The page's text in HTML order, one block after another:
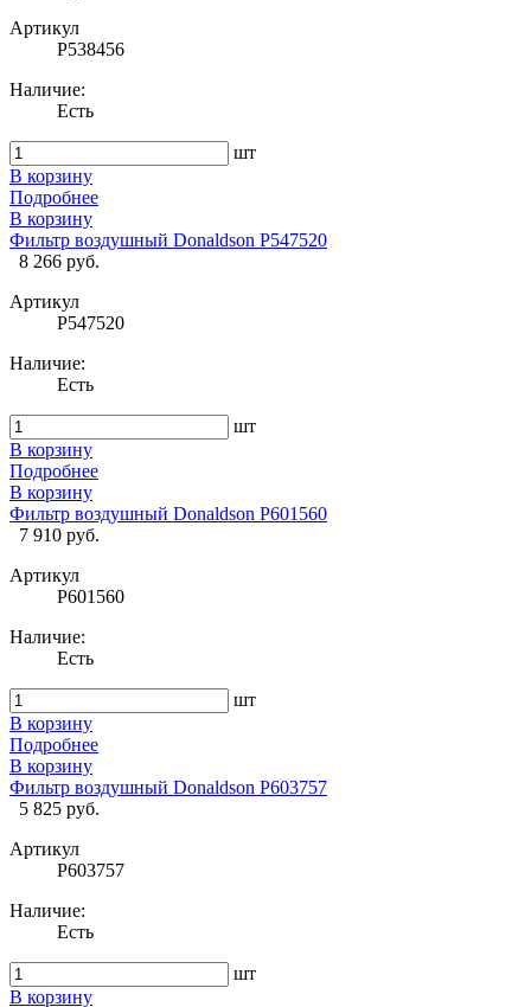
Артикул
P538456
Наличие:
Есть
шт
В корзину
Подробнее
В корзину
Фильтр воздушный Donaldson P547520
8 266 руб.
Артикул
P547520
Наличие:
Есть
шт
В корзину
Подробнее
В корзину
Фильтр воздушный Donaldson P601560
7 910 руб.
Артикул
P601560
Наличие:
Есть
шт
В корзину
Подробнее
В корзину
Фильтр воздушный Donaldson P603757
5 825 руб.
Артикул
P603757
Наличие:
Есть
шт
В корзину